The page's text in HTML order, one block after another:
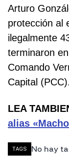
Arturo
protección al
ilegalmente
terminaron
Comando
Capital (PCC).
LEA
alias
TAGS No hay